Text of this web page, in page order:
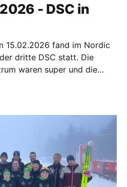
- DSC in
15.02.2026 fand im Nordic
dritte DSC statt. Die
waren super und die
in der klassischen Technik